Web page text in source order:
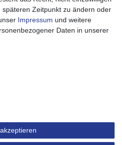
Zeitpunkt zu ändern oder
Impressum und weitere
Daten in unserer